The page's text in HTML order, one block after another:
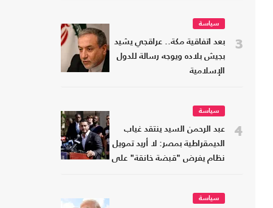
3
سياسة
بعد اتفاقية مكة.. عراقجي يشيد
بجيش بلاده ويوجه رسالة للدول
الإسلامية
4
سياسة
عبد الرحمن السيد ينتقد غياب
الديمقراطية بمصر: لا أريد تمويل
نظام يفرض "قبضة خانقة" على
سياسة